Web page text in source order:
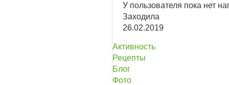
У пользователя пока нет
Заходила
26.02.2019
Активность
Рецепты
Блог
Фото